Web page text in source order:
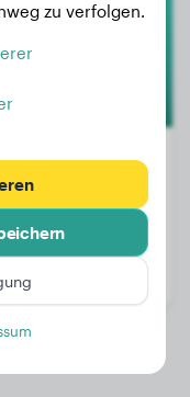
25 kg
4 Jahre, 2 Monate
zu verfolgen.